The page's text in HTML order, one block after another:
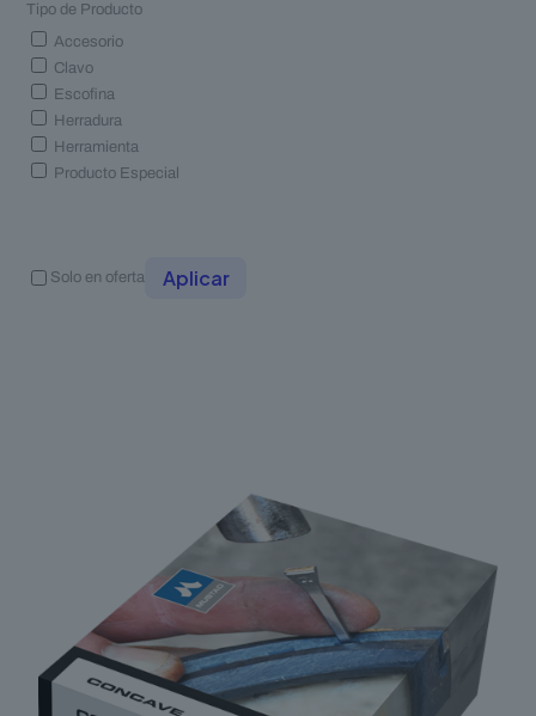
Tipo de Producto
Accesorio
Clavo
Escofina
Herradura
Herramienta
Producto Especial
Solo en oferta Aplicar